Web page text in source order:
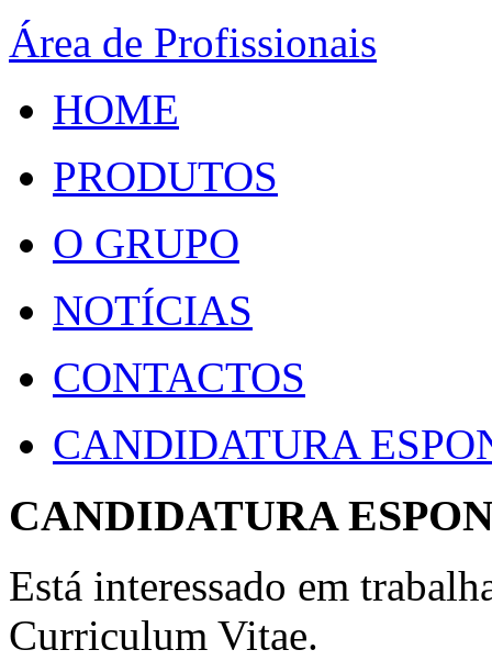
Área de Profissionais
HOME
PRODUTOS
O GRUPO
NOTÍCIAS
CONTACTOS
CANDIDATURA
CANDIDATURA
Está interessado em
Curriculum Vitae.